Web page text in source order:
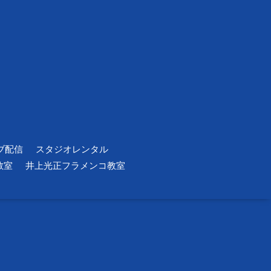
配信
スタジオレンタル
室
井上光正フラメンコ教室